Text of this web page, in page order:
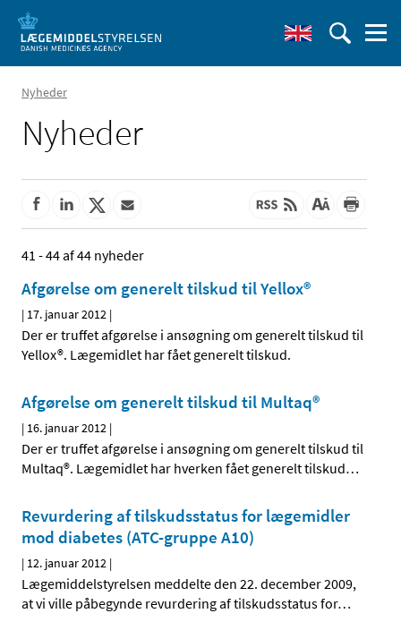
Nyheder
Nyheder
41 - 44 af 44 nyheder
Afgørelse om generelt tilskud til Yellox®
| 17. januar 2012 |
Der er truffet afgørelse i ansøgning om generelt tilskud til
Yellox®. Lægemidlet har fået generelt tilskud.
Afgørelse om generelt tilskud til Multaq®
| 16. januar 2012 |
Der er truffet afgørelse i ansøgning om generelt tilskud til
Multaq®. Lægemidlet har hverken fået generelt tilskud…
Revurdering af tilskudsstatus for lægemidler
mod diabetes (ATC-gruppe A10)
| 12. januar 2012 |
Lægemiddelstyrelsen meddelte den 22. december 2009,
at vi ville påbegynde revurdering af tilskudsstatus for…